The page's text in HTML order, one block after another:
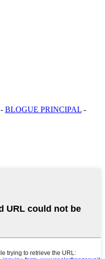
- BLOGUE PRINCIPAL -